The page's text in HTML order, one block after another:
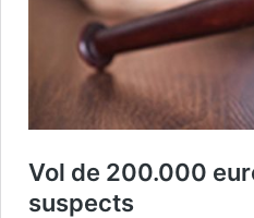
Vol de 200.000
suspects